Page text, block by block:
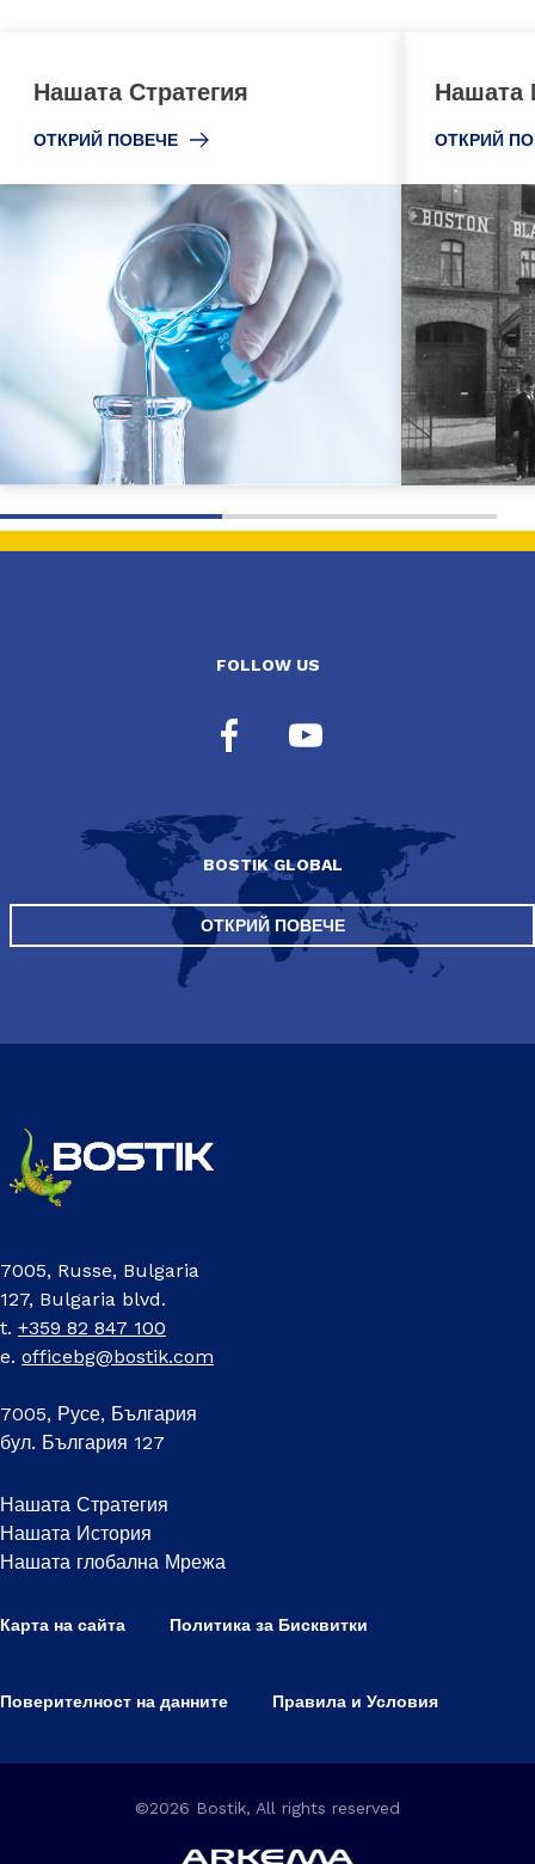
Нашата Стратегия
ОТКРИЙ ПОВЕЧЕ
Нашата
ОТКРИЙ
FOLLOW US
BOSTIK GLOBAL
ОТКРИЙ ПОВЕЧЕ
7005, Russe, Bulgaria
127, Bulgaria blvd.
t. +359 82 847 100
e. officebg@bostik.com
7005, Русе, България
бул. България 127
Нашата Стратегия
Нашата История
Нашата глобална Мрежа
Карта на сайта Политика за Бисквитки
Поверителност на данните Правила и Условия
©2026 Bostik, All rights reserved